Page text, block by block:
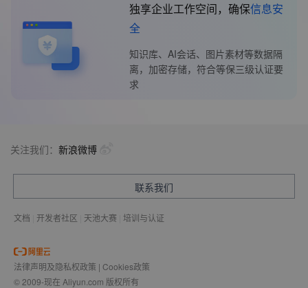
独享企业工作空间，确保信息安
全
知识库、AI会话、图片素材等数据隔
离，加密存储，符合等保三级认证要
求
关注我们： 新浪微博
联系我们
文档 开发者社区 天池大赛 培训与认证
法律声明及隐私权政策 | Cookies政策
© 2009-现在 Aliyun.com 版权所有